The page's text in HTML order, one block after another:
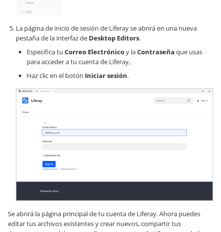
La página de inicio de sesión de Liferay se abrirá en una nueva
pestaña de la interfaz de Desktop Editors.
Especifica tu Correo Electrónicoy laContraseña que usas
para acceder a tu cuenta de Liferay,
Haz clic en el botón Iniciar sesión.
Se abrirá la página principal de tu cuenta de Liferay. Ahora puedes
editar tus archivos existentes y crear nuevos, compartir tus